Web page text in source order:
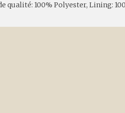
qualité: 100% Polyester, Lining: